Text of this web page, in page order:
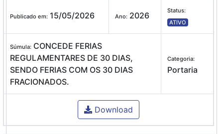
Publicado em: 15/05/2026 Ano: 2026
Status:
ATIVO
Súmula: CONCEDE FERIAS
REGULAMENTARES DE 30 DIAS,
SENDO FERIAS COM OS 30 DIAS
FRACIONADOS.
Categoria:
Portaria
Download